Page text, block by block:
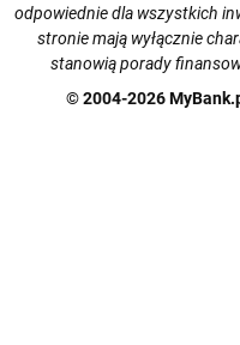
odpowiednie dla wszystkich
stronie mają wyłącznie
stanowią porady
© 2004-2026